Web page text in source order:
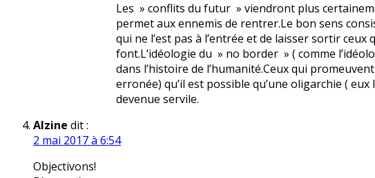
Les » conflits du futur » viendront plus
permet aux ennemis de rentrer.Le bon sens
qui ne l’est pas à l’entrée et de laisser sortir ceux
font.L’idéologie du » no border » ( comme
dans l’histoire de l’humanité.Ceux qui
erronée) qu’il est possible qu’une oligarchie (
devenue servile.
Alzine dit :
2 mai 2017 à 6:54
Objectivons!